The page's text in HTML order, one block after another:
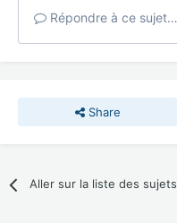
Répondre à ce sujet…
Share
Aller sur la liste des sujets